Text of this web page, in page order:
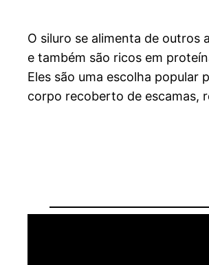
O siluro se alimenta de outros
e também são ricos em
Eles são uma escolha popular
corpo recoberto de escamas,